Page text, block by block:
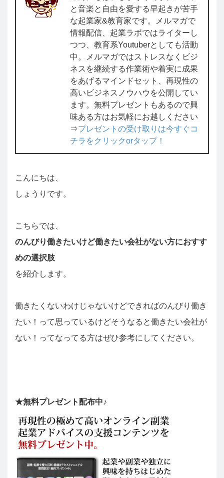
と音楽と自由を愛する早起きが苦手
な起業家&教育家です。メルマガで
情報配信、起業ラボではライターし
つつ、教育系Youtuberとしても活動
中。メルマガではストレスなくビジ
ネスを継続する作業術や着実に成果
をあげるマインドセット、再現性の
高いビジネスノウハウを公開してい
ます。無料プレゼントもあるので興
味ある方はお気軽にお越しください
⇒プレゼントの受け取りは今すぐコ
チラをクリックorタップ！
こんにちは、
しょうりです。
こちらでは、
のんびり働きたいけど働きたい会社がない方におすす
めの選択肢
を紹介します。
働きたくないわけじゃないけどできればのんびり働き
たい！って思っているけどそうなると働きたい会社が
ない！ってなってる方はぜひ参考にしてください。
★無料プレゼント配布中♪